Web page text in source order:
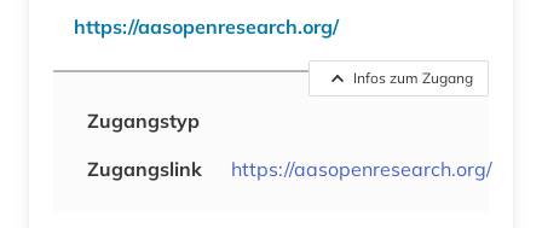
https://aasopenresearch.org/
Infos zum Zugang
Zugangstyp
Zugangslink
https://aasopenresearch.org/